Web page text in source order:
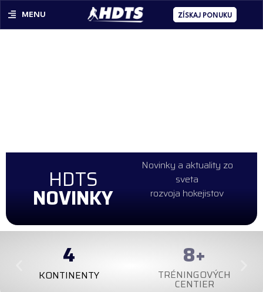
MENU ZÍSKAJ PONUKU
HDTS
NOVINKY
Novinky a aktuality zo
sveta
rozvoja hokejistov
KONTINENTY
4
TRÉNINGOVÝCH
CENTIER
99+